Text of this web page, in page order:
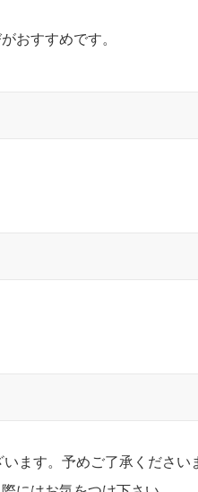
おすすめです。
ます。予めご了承ください